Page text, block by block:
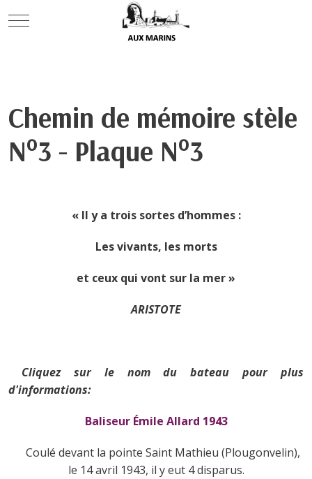
Mobile Menu Toggle
Chemin de mémoire stèle
N°3 - Plaque N°3
« Il y a trois sortes d’hommes :
Les vivants, les morts
et ceux qui vont sur la mer »
ARISTOTE
Cliquez sur le nom du bateau pour plus
d'informations:
Baliseur Émile Allard 1943
Coulé devant la pointe Saint Mathieu (Plougonvelin),
le 14 avril 1943, il y eut 4 disparus.